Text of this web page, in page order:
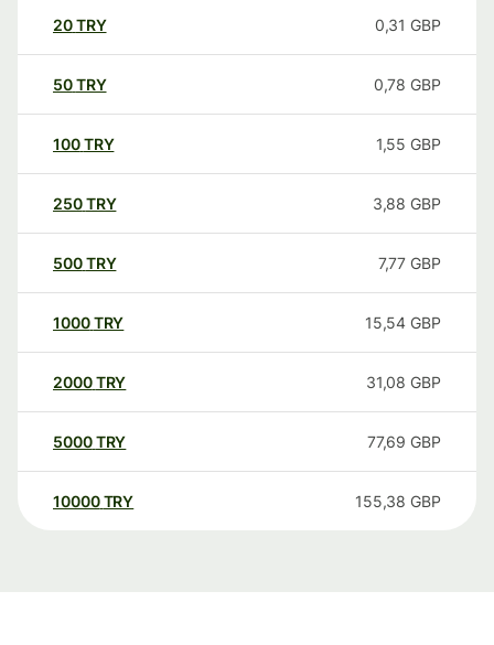
20TRY 0,31 GBP
50TRY 0,78 GBP
100TRY 1,55 GBP
250TRY 3,88 GBP
500TRY 7,77 GBP
1000TRY 15,54 GBP
2000TRY 31,08 GBP
5000TRY 77,69 GBP
10000 TRY 155,38 GBP